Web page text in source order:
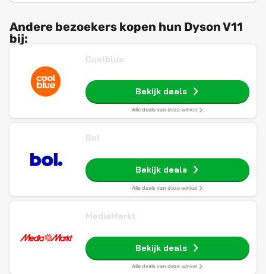
Andere bezoekers kopen hun Dyson V11
bij:
Coolblue
Bekijk deals
Alle deals van deze winkel
Bol
Bekijk deals
Alle deals van deze winkel
MediaMarkt
Bekijk deals
Alle deals van deze winkel